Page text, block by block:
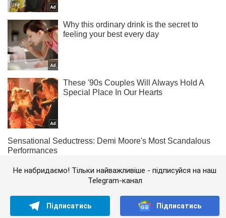
Не набридаємо! Тільки найважливіше - підписуйся на наш
Telegram-канал
Підписатись Підписатись